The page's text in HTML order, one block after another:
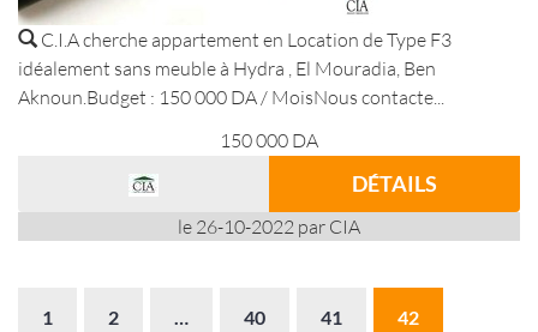
C.I.A cherche appartement en Location de Type F3
idéalement sans meuble à Hydra , El Mouradia, Ben
Aknoun.Budget : 150 000 DA / MoisNous contacte...
150 000 DA
DÉTAILS
le 26-10-2022 par CIA
1 2 … 40 41 42